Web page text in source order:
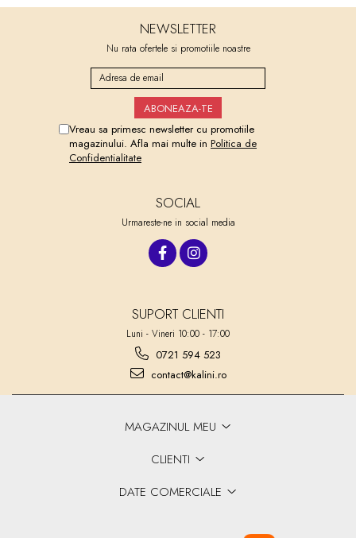
NEWSLETTER
Nu rata ofertele si promotiile noastre
Vreau sa primesc newsletter cu promotiile
magazinului. Afla mai multe in Politica de
Confidentialitate
SOCIAL
Urmareste-ne in social media
SUPORT CLIENTI
Luni - Vineri 10:00 - 17:00
0721 594 523
contact@kalini.ro
MAGAZINUL MEU
CLIENTI
DATE COMERCIALE